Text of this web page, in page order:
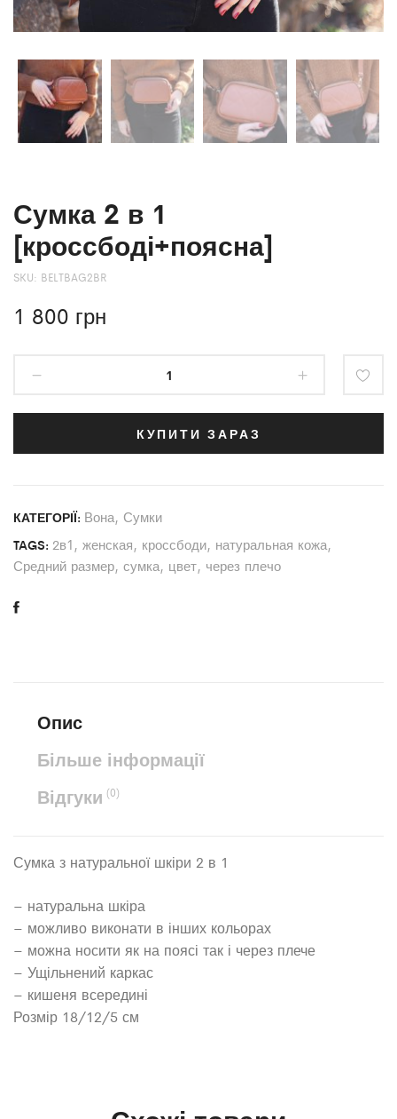
Сумка 2 в 1
[кроссбоді+поясна]
SKU: BELTBAG2BR
1 800 грн
КУПИТИ ЗАРАЗ
КАТЕГОРІЇ: Вона, Сумки
TAGS: 2в1, женская, кроссбоди, натуральная кожа,
Средний размер, сумка, цвет, через плечо
Опис
Більше інформації
Відгуки(0)
Сумка з натуральної шкіри 2 в 1
– натуральна шкіра
– можливо виконати в інших кольорах
– можна носити як на поясі так і через плече
– Ущільнений каркас
– кишеня всередині
Розмір 18/12/5 см